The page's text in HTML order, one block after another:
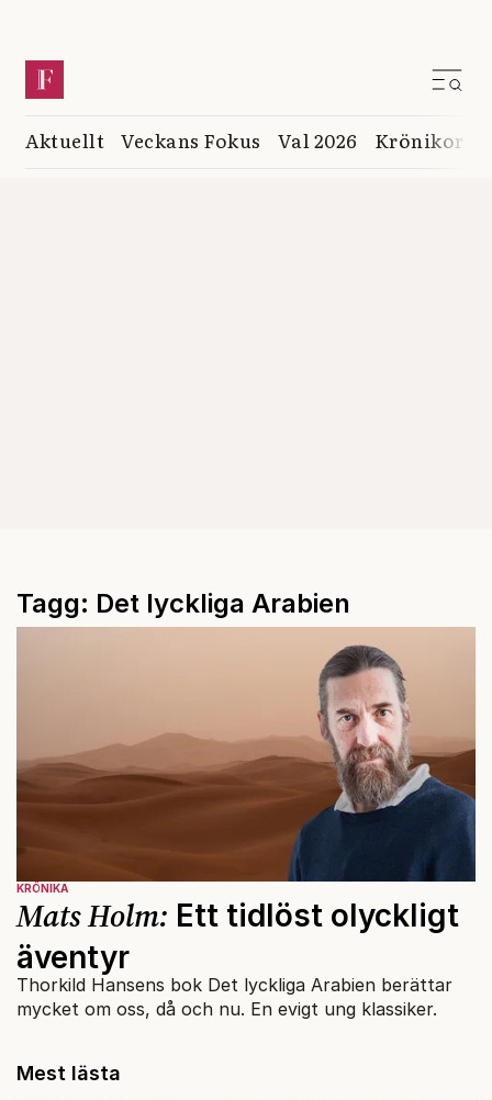
Aktuellt Veckans Fokus Val 2026 Krönikor
Tagg: Det lyckliga Arabien
KRÖNIKA
Mats Holm: Ett tidlöst olyckligt
äventyr
Thorkild Hansens bok Det lyckliga Arabien berättar
mycket om oss, då och nu. En evigt ung klassiker.
Mest lästa